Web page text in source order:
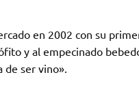
en 2002 con su
y al empecinado
de ser vino».